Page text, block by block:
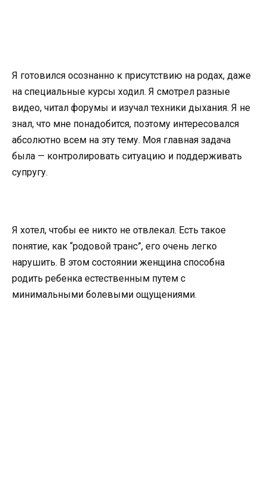
Я готовился осознанно к присутствию на родах, даже
на специальные курсы ходил. Я смотрел разные
видео, читал форумы и изучал техники дыхания. Я не
знал, что мне понадобится, поэтому интересовался
абсолютно всем на эту тему. Моя главная задача
была — контролировать ситуацию и поддерживать
супругу.
Я хотел, чтобы ее никто не отвлекал. Есть такое
понятие, как “родовой транс”, его очень легко
нарушить. В этом состоянии женщина способна
родить ребенка естественным путем с
минимальными болевыми ощущениями.